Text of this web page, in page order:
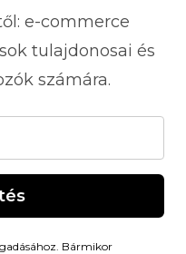
e-commerce
tulajdonosai és
számára.
Bármikor